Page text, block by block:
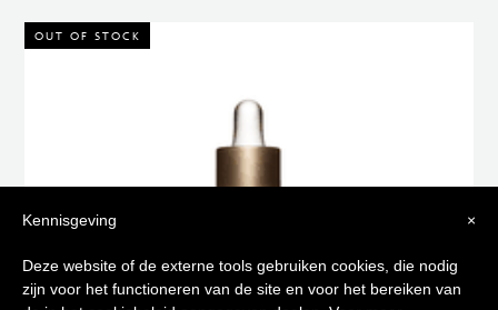
OUT OF STOCK
Tips voor
×
Kennisgeving
Deze website of de externe tools gebruiken cookies, die nodig
zijn voor het functioneren van de site en voor het bereiken van